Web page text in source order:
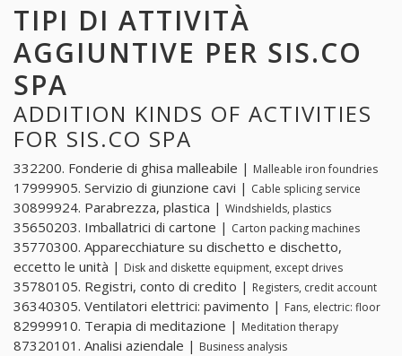
TIPI DI ATTIVITÀ
AGGIUNTIVE PER SIS.CO
SPA
ADDITION KINDS OF ACTIVITIES
FOR SIS.CO SPA
332200. Fonderie di ghisa malleabile | Malleable iron foundries
17999905. Servizio di giunzione cavi | Cable splicing service
30899924. Parabrezza, plastica | Windshields, plastics
35650203. Imballatrici di cartone | Carton packing machines
35770300. Apparecchiature su dischetto e dischetto,
eccetto le unità | Disk and diskette equipment, except drives
35780105. Registri, conto di credito | Registers, credit account
36340305. Ventilatori elettrici: pavimento | Fans, electric: floor
82999910. Terapia di meditazione | Meditation therapy
87320101. Analisi aziendale | Business analysis